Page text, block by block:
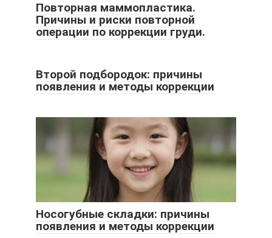
Повторная маммопластика.
Причины и риски повторной
операции по коррекции груди.
Второй подбородок: причины
появления и методы коррекции
Носогубные складки: причины
появления и методы коррекции